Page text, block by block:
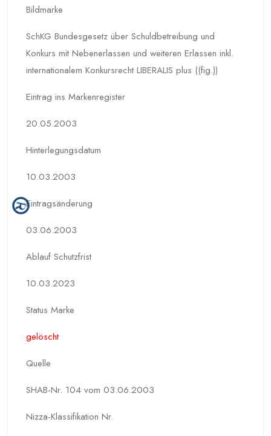
Bildmarke
SchKG Bundesgesetz über Schuldbetreibung und
Konkurs mit Nebenerlassen und weiteren Erlassen inkl.
internationalem Konkursrecht LIBERALIS plus ((fig.))
Eintrag ins Markenregister
20.05.2003
Hinterlegungs­datum
10.03.2003
Eintragsänderung
03.06.2003
Ablauf Schutzfrist
10.03.2023
Status Marke
gelöscht
Quelle
SHAB-Nr. 104 vom 03.06.2003
Nizza-Klassifikation Nr.